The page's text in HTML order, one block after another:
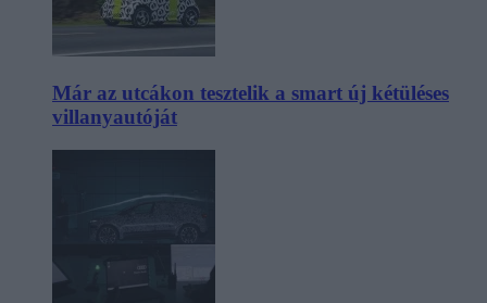
Már az utcákon tesztelik a smart új kétüléses
villanyautóját